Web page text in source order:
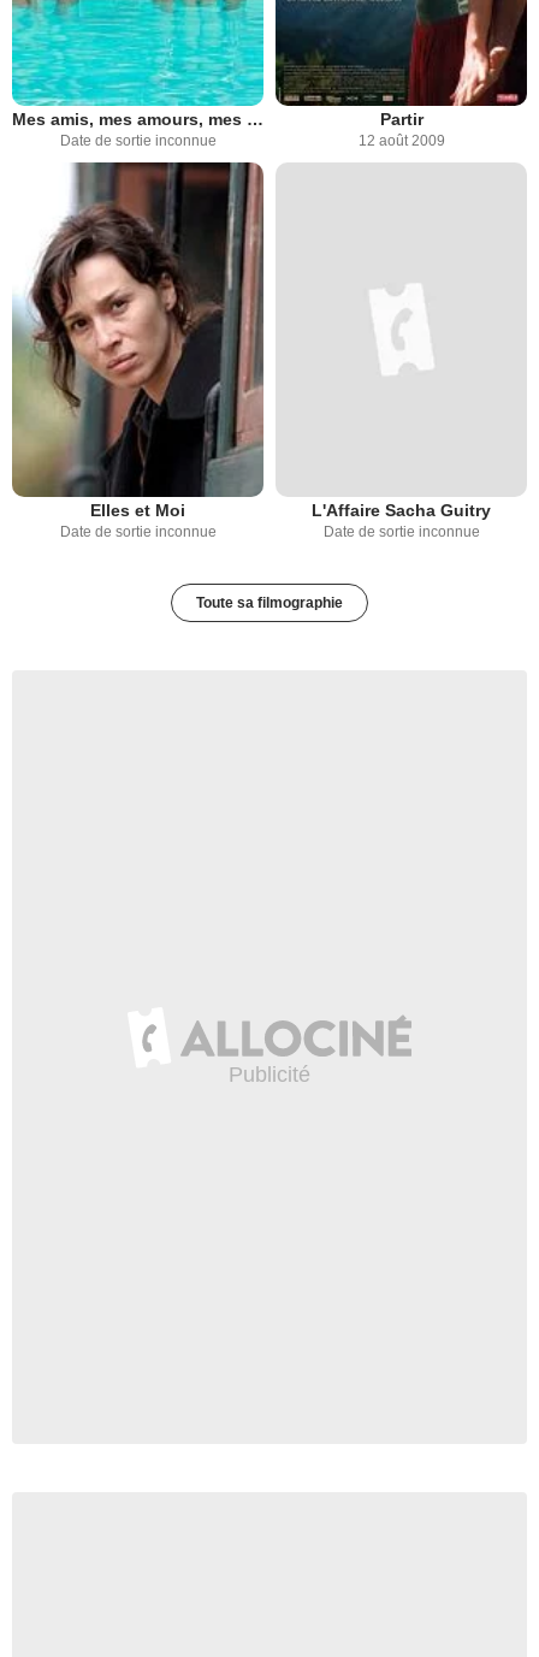
Mes amis, mes amours, mes emmerdes
Date de sortie inconnue
Partir
12 août 2009
Elles et Moi
Date de sortie inconnue
L'Affaire Sacha Guitry
Date de sortie inconnue
Toute sa filmographie